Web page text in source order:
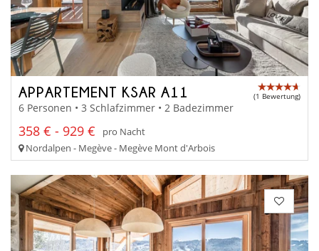
APPARTEMENT KSAR A11 (1 Bewertung)
6 Personen • 3 Schlafzimmer • 2 Badezimmer
358 € - 929 €
pro Nacht
Nordalpen - Megève - Megève Mont d'Arbois